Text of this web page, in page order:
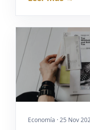
Economía · 25 Nov